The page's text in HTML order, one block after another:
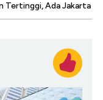
Tertinggi, Ada Jakarta